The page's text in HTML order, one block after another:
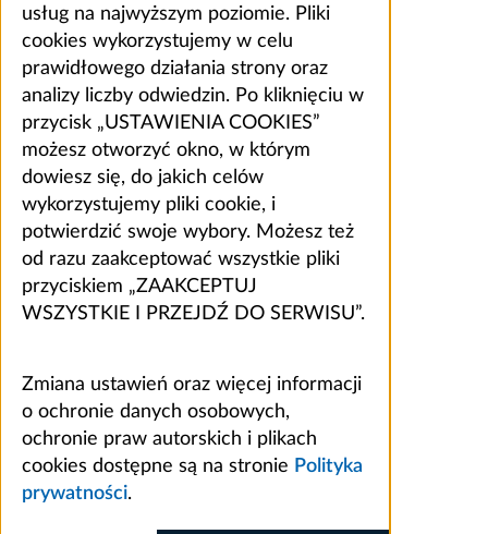
usług na najwyższym poziomie. Pliki
cookies wykorzystujemy w celu
prawidłowego działania strony oraz
analizy liczby odwiedzin. Po kliknięciu w
przycisk „USTAWIENIA COOKIES”
możesz otworzyć okno, w którym
dowiesz się, do jakich celów
wykorzystujemy pliki cookie, i
potwierdzić swoje wybory. Możesz też
od razu zaakceptować wszystkie pliki
przyciskiem „ZAAKCEPTUJ
WSZYSTKIE I PRZEJDŹ DO SERWISU”.
Zmiana ustawień oraz więcej informacji
o ochronie danych osobowych,
ochronie praw autorskich i plikach
cookies dostępne są na stronie Polityka
prywatności.